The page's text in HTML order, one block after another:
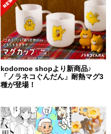
kodomoe shopより新商品♪
「ノラネコぐんだん」耐熱マグ3
種が登場！